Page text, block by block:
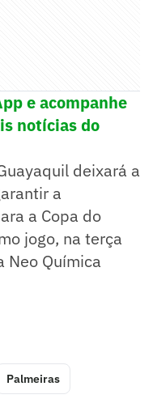
e acompanhe
notícias do
deixará a
a
a Copa do
jogo, na terça
Neo Química
Palmeiras